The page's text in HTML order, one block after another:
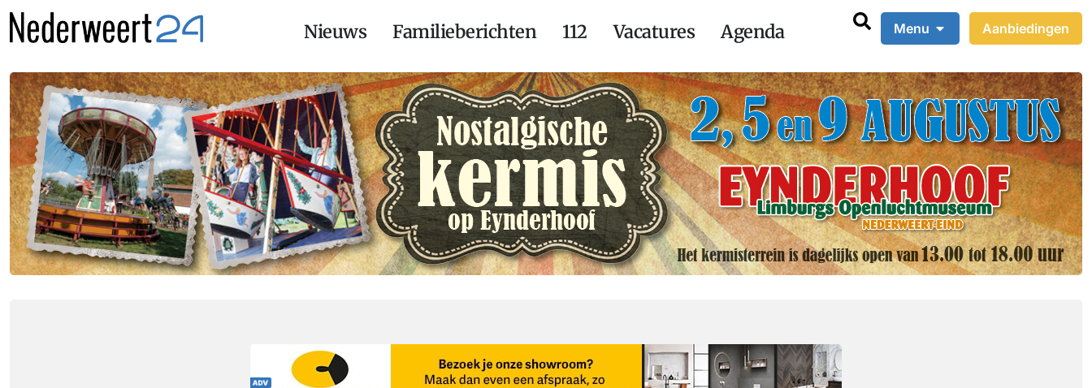
Nieuws Familieberichten 112 Vacatures Agenda Menu Aanbiedingen